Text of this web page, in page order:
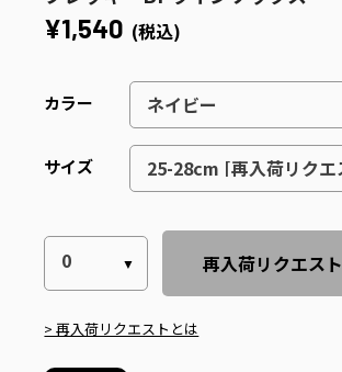
¥1,540 (税込)
カラー
サイズ
再入荷リクエスト
> 再入荷リクエストとは